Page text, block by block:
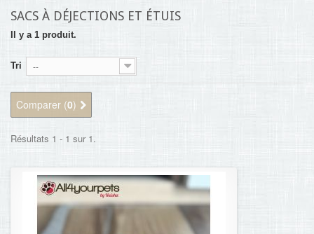
SACS À DÉJECTIONS ET ÉTUIS
Il y a 1 produit.
Tri --
Comparer (0)
Résultats 1 - 1 sur 1.